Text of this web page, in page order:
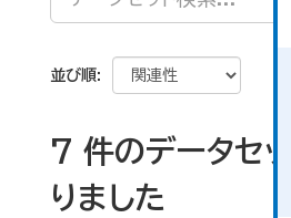
並び順
7 件のデータセ
りました